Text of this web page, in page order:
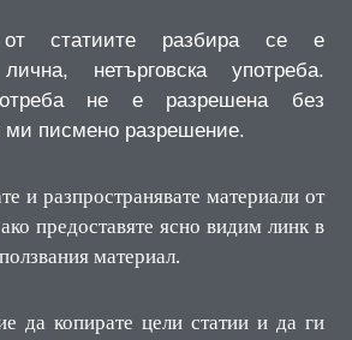
от статиите разбира се е
нетърговска употреба.
не е разрешена без
ми писмено разрешение.
и разпространявате материали от
предоставяте ясно видим линк в
материал.
да копирате цели статии и да ги